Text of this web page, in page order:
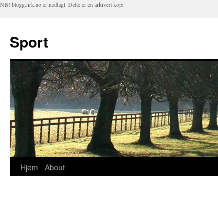
NB! blogg.nrk.no er nedlagt. Dette er en arkivert kopi
Sport
Hopp
Hjem About